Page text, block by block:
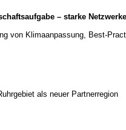
– starke
von Klimaanpassung, Best-
als neuer Partnerregion